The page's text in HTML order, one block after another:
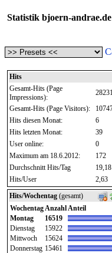
Statistik bjoern-andrae.de
Hits
Gesamt-Hits (Page
Impressions):
Gesamt-Hits (Page Visitors):
Hits diesen Monat:
6
Hits letzten Monat:
39
User online:
0
Maximum am 18.6.2012:
172
Durchschnitt Hits/Tag
19,18
Hits/User
2,63
Hits/Wochentag (gesamt)
Wochentag Anzahl Anteil
Montag
16519
Dienstag
15922
Mittwoch
15624
Donnerstag 15461